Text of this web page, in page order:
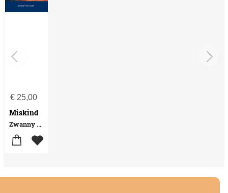
€25,00
Miskind
Zwanny Visser-Zandt